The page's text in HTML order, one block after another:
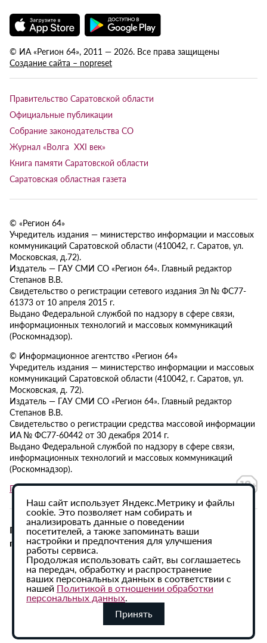
© ИА «Регион 64», 2011 — 2026. Все права защищены
Создание сайта – nopreset
Правительство Саратовской области
Официальные публикации
Собрание законодательства СО
Журнал «Волга XXI век»
Книга памяти Саратовской области
Саратовская областная газета
© «Регион 64»
Учредитель издания — министерство информации и массовых
коммуникаций Саратовской области (410042, г. Саратов, ул.
Московская, д.72).
Издатель — ГАУ СМИ СО «Регион 64». Главный редактор
Степанов В.В.
Свидетельство о регистрации сетевого издания Эл № ФС77-
61373 от 10 апреля 2015 г.
Выдано Федеральной службой по надзору в сфере связи,
информационных технологий и массовых коммуникаций
(Роскомнадзор).
© Информационное агентство «Регион 64»
Учредитель издания — министерство информации и массовых
коммуникаций Саратовской области (410042, г. Саратов, ул.
Московская, д. 72).
Издатель — ГАУ СМИ СО «Регион 64». Главный редактор
Степанов В.В.
Свидетельство о регистрации средства массовой информации
ИА № ФС77-60442 от 30 декабря 2014 г.
Выдано Федеральной службой по надзору в сфере связи,
информационных технологий и массовых коммуникаций
(Роскомнадзор).
Политика в отношении обработки персональных данных
При использовании материалов сайта активная
гиперссылка на ИА «Регион 64» обязательна.
Наш сайт использует Яндекс.Метрику и файлы
cookie. Это позволяет нам собирать и
анализировать данные о поведении
посетителей, а также запоминать ваши
настройки и предпочтения для улучшения
работы сервиса.
Продолжая использовать сайт, вы соглашаетесь
на передач, обработку и распространение
ваших персональных данных в соответствии с
нашей Политикой в отношении обработки
персональных данных.
Принять